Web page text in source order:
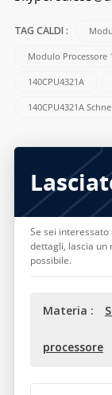
TAG CALDI :
Modulo Processore
140CPU4321A
140CPU4321A
Se sei
dettagli, lascia un
possibile.
Materia :
processore